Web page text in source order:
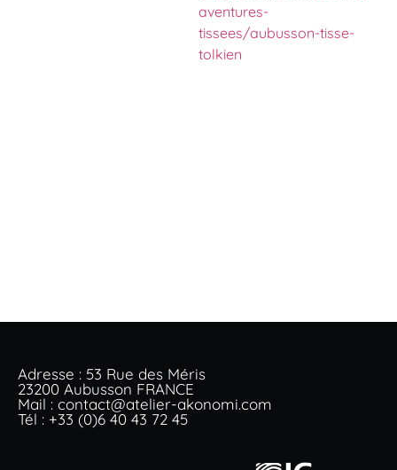
aventures-
tissees/aubusson-tisse-
tolkien
Adresse : 53 Rue des Méris
23200 Aubusson FRANCE
Mail : contact@atelier-akonomi.com
Tél : +33 (0)6 40 43 72 45